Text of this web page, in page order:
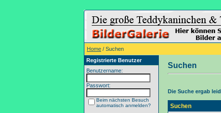
Home / Suchen
Registrierte Benutzer
Benutzername:
Passwort:
Beim nächsten Besuch
automatisch anmelden?
Suchen
Die Suche ergab
Suchen